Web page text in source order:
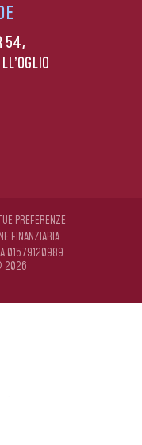
54,
01579120989
2026
PREFERENZE
FINANZIARIA